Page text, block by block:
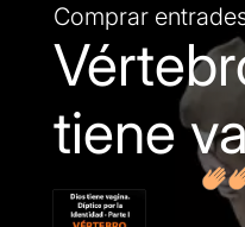
Comprar
tiene